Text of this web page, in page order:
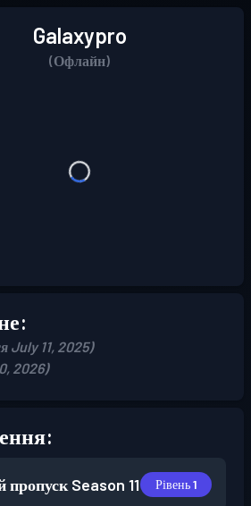
Galaxypro
(Офлайн)
July 11, 2025)
2026)
пропуск Season 11 Рівень 1